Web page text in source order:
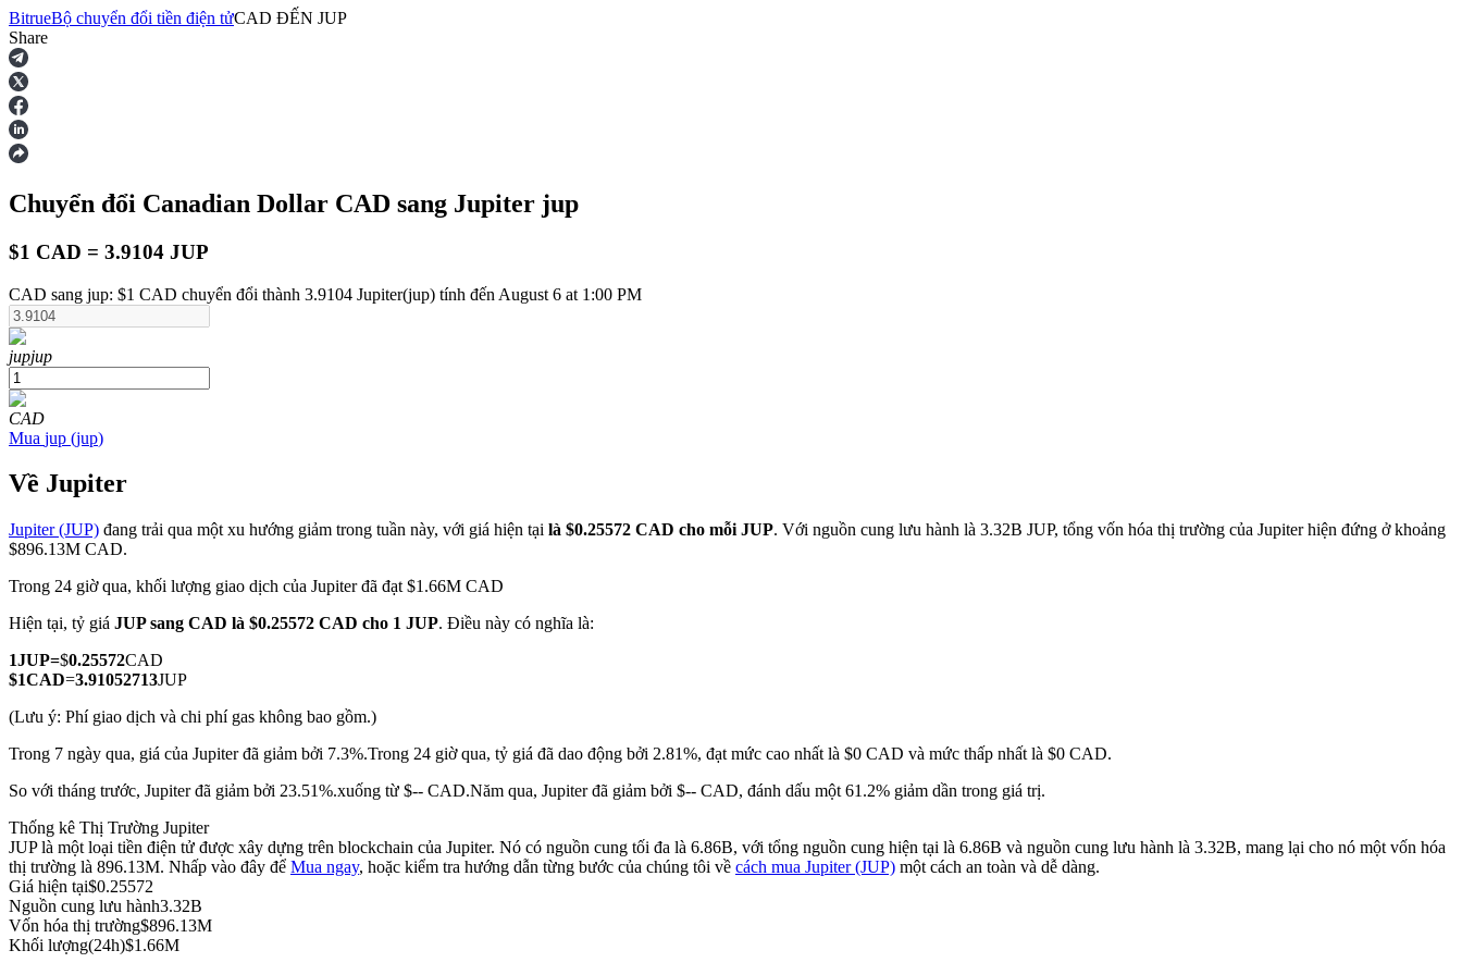
Hợp đồng tương lai
USDT Futures
Futures sử dụng USDT làm tài sản thế chấp
COIN-M Futures
Futures sử dụng token làm tài sản thế chấp
BitrueBộ chuyển đổi tiền điện tửCAD ĐẾN JUP
Share
Chuyển đổi Canadian Dollar CAD sang Jupiter jup
$1 CAD = 3.9104 JUP
CAD sang jup: $1 CAD chuyển đổi thành 3.9104 Jupiter(jup) tính đến August 6 at 1:00 PM
jupjup
CAD
Mua jup (jup)
Về Jupiter
Jupiter (JUP) đang trải qua một xu hướng giảm trong tuần này, với giá hiện tại là $0.25572 CAD cho mỗi JUP. Với nguồn cung lưu hành là 3.32B JUP, tổng vốn hóa thị trường của Jupiter hiện đứng ở khoảng
$896.13M CAD.
Trong 24 giờ qua, khối lượng giao dịch của Jupiter đã đạt $1.66M CAD
Hiện tại, tỷ giá JUP sang CAD là $0.25572 CAD cho 1 JUP. Điều này có nghĩa là:
1JUP=$0.25572CAD
$1CAD=3.91052713JUP
(Lưu ý: Phí giao dịch và chi phí gas không bao gồm.)
Trong 7 ngày qua, giá của Jupiter đã giảm bởi 7.3%.Trong 24 giờ qua, tỷ giá đã dao động bởi 2.81%, đạt mức cao nhất là $0 CAD và mức thấp nhất là $0 CAD.
So với tháng trước, Jupiter đã giảm bởi 23.51%.xuống từ $-- CAD.Năm qua, Jupiter đã giảm bởi $-- CAD, đánh dấu một 61.2% giảm dần trong giá trị.
Thống kê Thị Trường Jupiter
JUP là một loại tiền điện tử được xây dựng trên blockchain của Jupiter. Nó có nguồn cung tối đa là 6.86B, với tổng nguồn cung hiện tại là 6.86B và nguồn cung lưu hành là 3.32B, mang lại cho nó một vốn hóa
thị trường là 896.13M. Nhấp vào đây để Mua ngay, hoặc kiểm tra hướng dẫn từng bước của chúng tôi về cách mua Jupiter (JUP) một cách an toàn và dễ dàng.
Giá hiện tại$0.25572
Nguồn cung lưu hành3.32B
Vốn hóa thị trường$896.13M
Khối lượng(24h)$1.66M